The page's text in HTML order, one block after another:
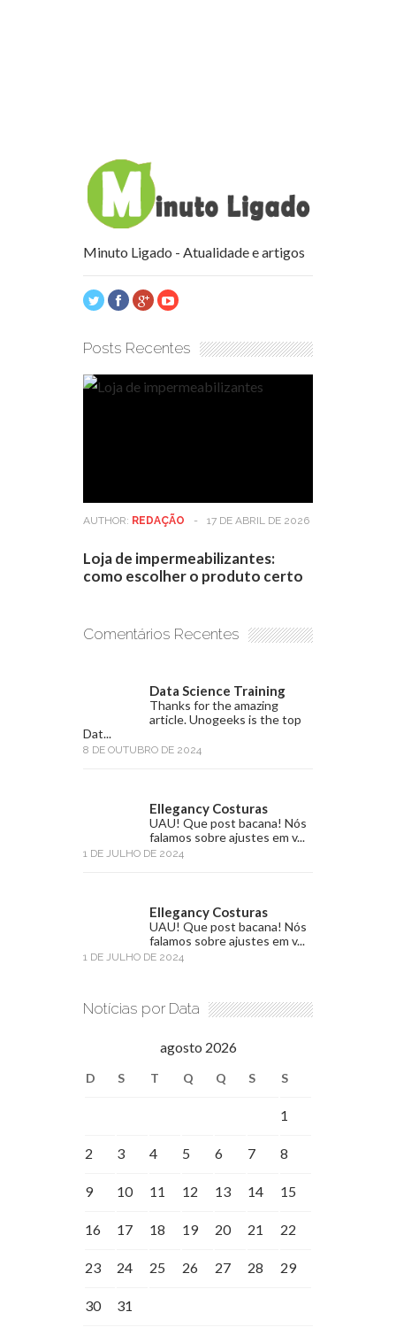
Minuto Ligado - Atualidade e artigos
Posts Recentes
AUTHOR: REDAÇÃO - 17 DE ABRIL DE 2026
Loja de impermeabilizantes:
como escolher o produto certo
Comentários Recentes
Data Science Training
Thanks for the amazing
article. Unogeeks is the top
Dat...
8 DE OUTUBRO DE 2024
Ellegancy Costuras
UAU! Que post bacana! Nós
falamos sobre ajustes em v...
1 DE JULHO DE 2024
Ellegancy Costuras
UAU! Que post bacana! Nós
falamos sobre ajustes em v...
1 DE JULHO DE 2024
Notícias por Data
agosto 2026
D S T Q Q S S
1
2 3 4 5 6 7 8
9 10 11 12 13 14 15
16 17 18 19 20 21 22
23 24 25 26 27 28 29
30 31